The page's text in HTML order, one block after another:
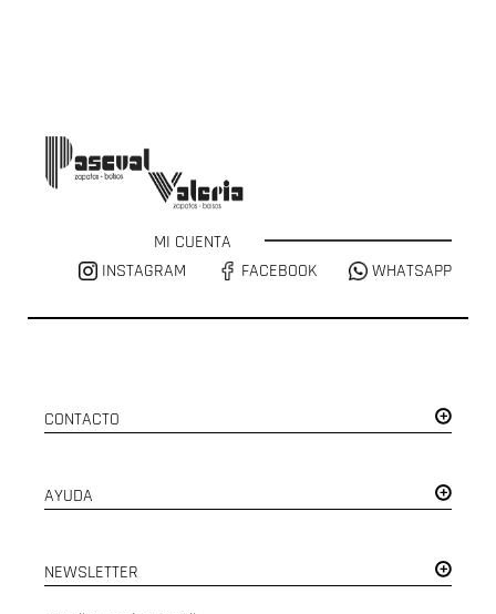
MI CUENTA
INSTAGRAM
FACEBOOK WHATSAPP
CONTACTO
AYUDA
NEWSLETTER